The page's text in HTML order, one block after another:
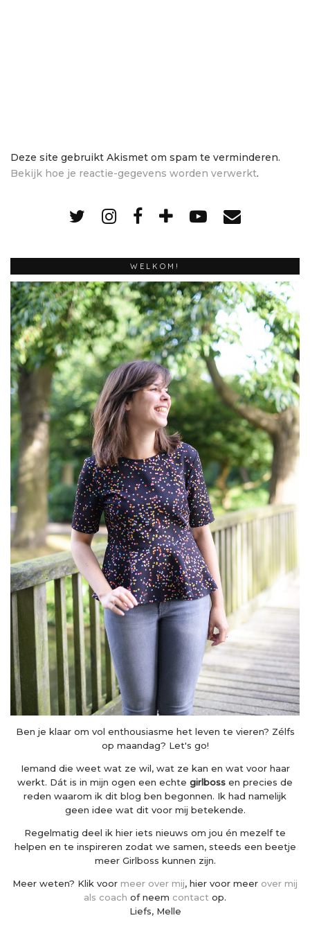
Deze site gebruikt Akismet om spam te verminderen.
Bekijk hoe je reactie-gegevens worden verwerkt.
WELKOM!
Ben je klaar om vol enthousiasme het leven te vieren? Zélfs
op maandag? Let's go!
Iemand die weet wat ze wil, wat ze kan en wat voor haar
werkt. Dát is in mijn ogen een echte girlboss en precies de
reden waarom ik dit blog ben begonnen. Ik had namelijk
geen idee wat dit voor mij betekende.
Regelmatig deel ik hier iets nieuws om jou én mezelf te
helpen en te inspireren zodat we samen, steeds een beetje
meer Girlboss kunnen zijn.
Meer weten? Klik voor meer over mij, hier voor meer over mij
als coach of neem contact op.
Liefs, Melle